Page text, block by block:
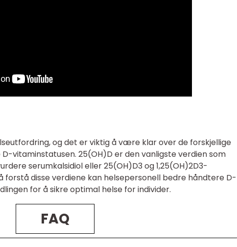
og det er viktig å være klar over de forskjellige
vitaminstatusen. 25(OH)D er den vanligste verdien som
serumkalsidiol eller 25(OH)D3 og 1,25(OH)2D3-
forstå disse verdiene kan helsepersonell bedre håndtere D-
for å sikre optimal helse for individer.
FAQ